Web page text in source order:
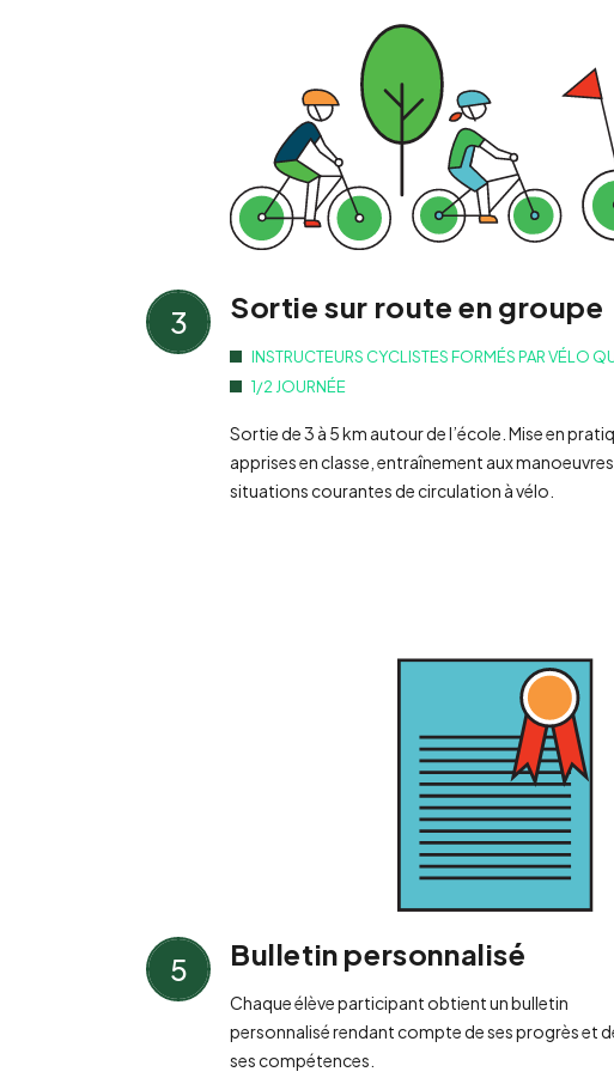
3 Sortie sur route en groupe
INSTRUCTEURS CYCLISTES FORMÉS PAR VÉLO
1/2 JOURNÉE
Sortie de 3 à 5 km autour de l’école. Mise en
apprises en classe, entraînement aux
situations courantes de circulation à vélo.
5 Bulletin personnalisé
Chaque élève participant obtient un bulletin
personnalisé rendant compte de ses progrès et
ses compétences.